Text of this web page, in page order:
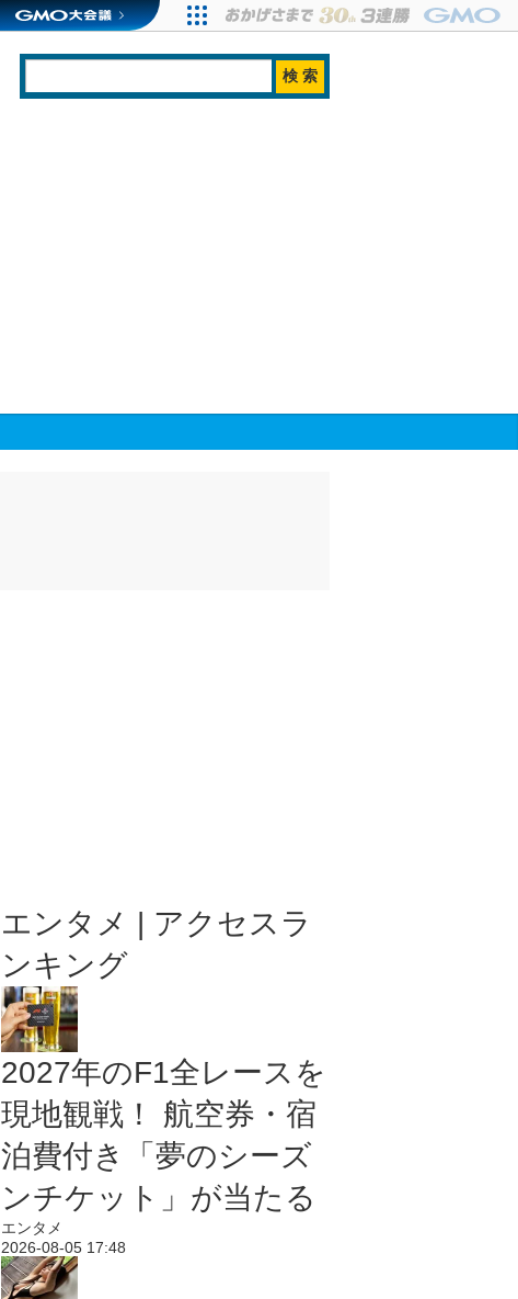
エンタメ | アクセスラ
ンキング
2027年のF1全レースを
現地観戦！ 航空券・宿
泊費付き「夢のシーズ
ンチケット」が当たる
エンタメ
2026-08-05 17:48